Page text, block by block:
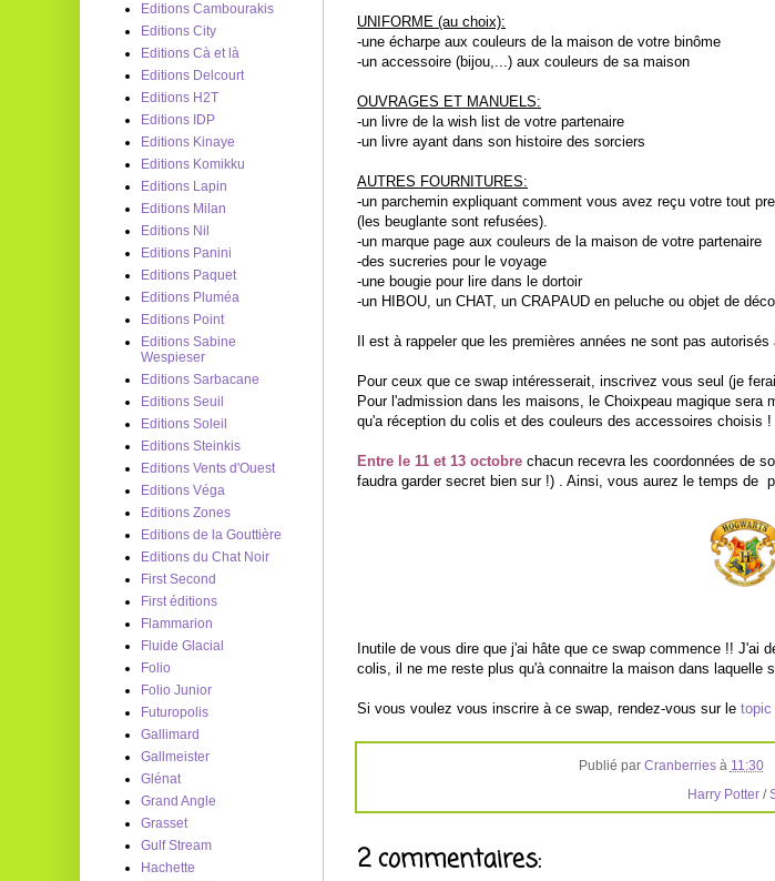
UNIFORME (au choix):
-une écharpe aux couleurs de la maison de votre binôme
-un accessoire (bijou,...) aux couleurs de sa maison
OUVRAGES ET MANUELS:
-un livre de la wish list de votre partenaire
-un livre ayant dans son histoire des sorciers
AUTRES FOURNITURES:
-un parchemin expliquant comment vous avez reçu votre tout
(les beuglante sont refusées).
-un marque page aux couleurs de la maison de votre partenaire
-des sucreries pour le voyage
-une bougie pour lire dans le dortoir
-un HIBOU, un CHAT, un CRAPAUD en peluche ou objet de déco.
Il est à rappeler que les premières années ne sont pas autorisés
Pour ceux que ce swap intéresserait, inscrivez vous seul (je
Pour l'admission dans les maisons, le Choixpeau magique
qu'a réception du colis et des couleurs des accessoires choisis !
Entre le 11 et 13 octobre chacun recevra les coordonnées de
faudra garder secret bien sur !) . Ainsi, vous aurez le temps de
Inutile de vous dire que j'ai hâte que ce swap commence !! J'ai
colis, il ne me reste plus qu'à connaitre la maison dans laquelle
Si vous voulez vous inscrire à ce swap, rendez-vous sur le topic
Publié par Cranberries à 11:30
Harry Potter/
2 commentaires:
Editions Cambourakis
Editions City
Editions Cà et là
Editions Delcourt
Editions H2T
Editions IDP
Editions Kinaye
Editions Komikku
Editions Lapin
Editions Milan
Editions Nil
Editions Panini
Editions Paquet
Editions Pluméa
Editions Point
Editions Sabine
Wespieser
Editions Sarbacane
Editions Seuil
Editions Soleil
Editions Steinkis
Editions Vents d'Ouest
Editions Véga
Editions Zones
Editions de la Gouttière
Editions du Chat Noir
First Second
First éditions
Flammarion
Fluide Glacial
Folio
Folio Junior
Futuropolis
Gallimard
Gallmeister
Glénat
Grand Angle
Grasset
Gulf Stream
Hachette